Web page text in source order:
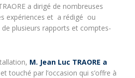
a dirigé de nombreuses
expériences et a rédigé ou
plusieurs rapports et comptes-
M. Jean Luc TRAORE a
touché par l’occasion qui s’offre à